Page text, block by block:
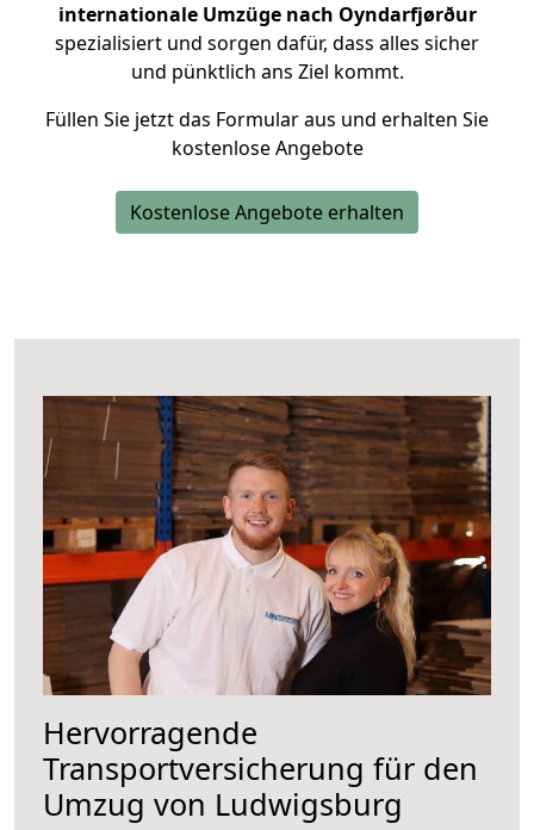
internationale Umzüge nach Oyndarfjørður
spezialisiert und sorgen dafür, dass alles sicher
und pünktlich ans Ziel kommt.
Füllen Sie jetzt das Formular aus und erhalten Sie
kostenlose Angebote
Kostenlose Angebote erhalten
Hervorragende
Transportversicherung für den
Umzug von Ludwigsburg